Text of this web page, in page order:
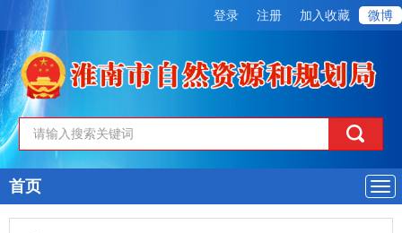
登录 注册 加入收藏 微博
导
航
首页